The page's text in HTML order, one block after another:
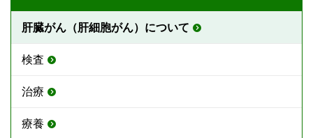
肝臓がん（肝細胞がん）について
検査
治療
療養